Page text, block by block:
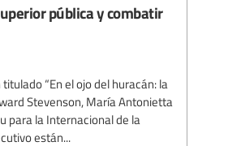
pública y combatir
“En el ojo del huracán: la
Stevenson, María Antonietta
para la Internacional de la
están...